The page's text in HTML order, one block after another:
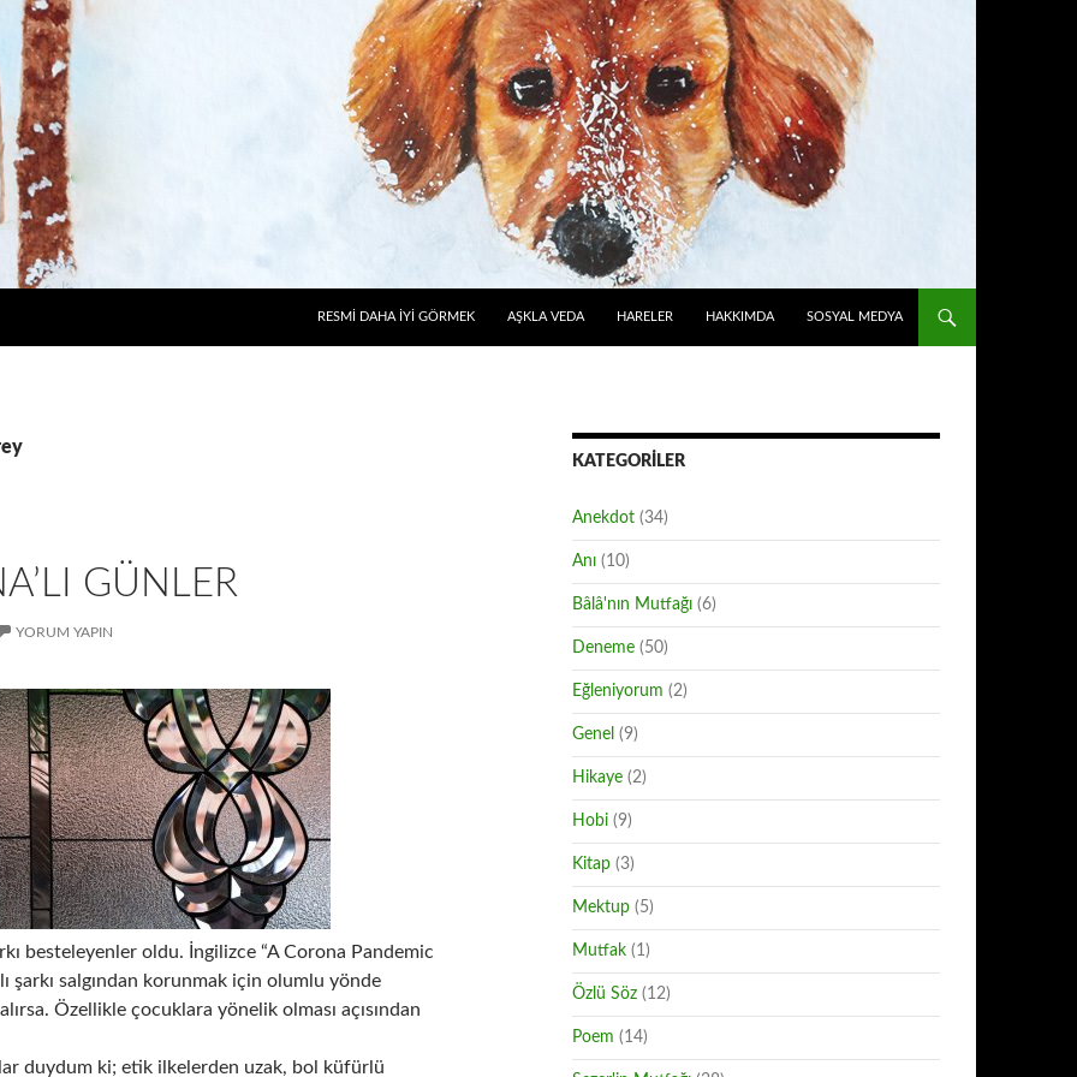
RESMI DAHA İYI GÖRMEK AŞKLA VEDA HARELER HAKKIMDA SOSYAL MEDYA
GÜNLER
YORUM YAPIN
besteleyenler oldu. İngilizce “A Corona Pandemic
şarkı salgından korunmak için olumlu yönde
Özellikle çocuklara yönelik olması açısından
duydum ki; etik ilkelerden uzak, bol küfürlü
KATEGORILER
Anekdot (34)
Anı (10)
Bâlâ'nın Mutfağı (6)
Deneme (50)
Eğleniyorum (2)
Genel (9)
Hikaye (2)
Hobi (9)
Kitap (3)
Mektup (5)
Mutfak (1)
Özlü Söz (12)
Poem (14)